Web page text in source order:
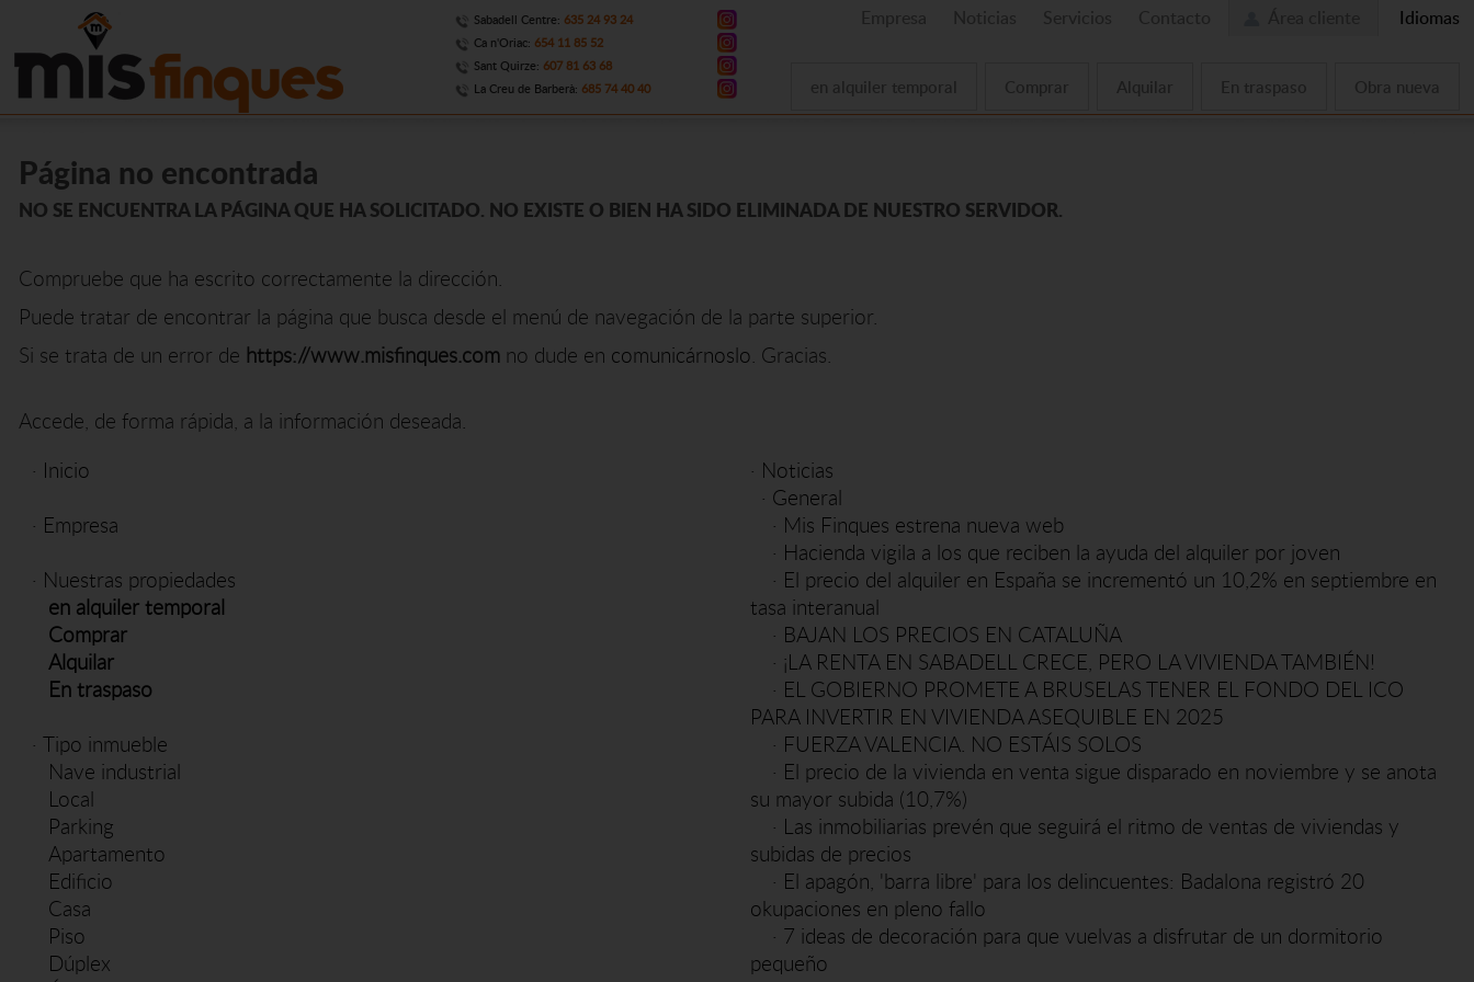
Sabadell Centre: 635 24 93 24
Ca n'Oriac: 654 11 85 52
Sant Quirze: 607 81 63 68
La Creu de Barberà: 685 74 40 40
Idiomas
Obra nueva
En traspaso
Alquilar
Comprar
en alquiler temporal
Página no encontrada
NO SE ENCUENTRA LA PÁGINA QUE HA SOLICITADO. NO EXISTE O BIEN HA SIDO ELIMINADA DE NUESTRO SERVIDOR.
Compruebe que ha escrito correctamente la dirección.
Puede tratar de encontrar la página que busca desde el menú de navegación de la parte superior.
Si se trata de un error de https://www.misfinques.com no dude en comunicárnoslo. Gracias.
Accede, de forma rápida, a la información deseada.
· Inicio
· Empresa
· Nuestras propiedades
en alquiler temporal
Comprar
Alquilar
En traspaso
·Tipo inmueble
Nave industrial
Local
Parking
Apartamento
Edificio
Casa
Piso
Dúplex
· Noticias
· General
· Mis Finques estrena nueva web
· Hacienda vigila a los que reciben la ayuda del alquiler por joven
· El precio del alquiler en España se incrementó un 10,2% en septiembre en
tasa interanual
· BAJAN LOS PRECIOS EN CATALUÑA
· ¡LA RENTA EN SABADELL CRECE, PERO LA VIVIENDA TAMBIÉN!
· EL GOBIERNO PROMETE A BRUSELAS TENER EL FONDO DEL ICO
PARA INVERTIR EN VIVIENDA ASEQUIBLE EN 2025
· FUERZA VALENCIA. NO ESTÁIS SOLOS
· El precio de la vivienda en venta sigue disparado en noviembre y se anota
su mayor subida (10,7%)
· Las inmobiliarias prevén que seguirá el ritmo de ventas de viviendas y
subidas de precios
· El apagón, 'barra libre' para los delincuentes: Badalona registró 20
okupaciones en pleno fallo
· 7 ideas de decoración para que vuelvas a disfrutar de un dormitorio
pequeño